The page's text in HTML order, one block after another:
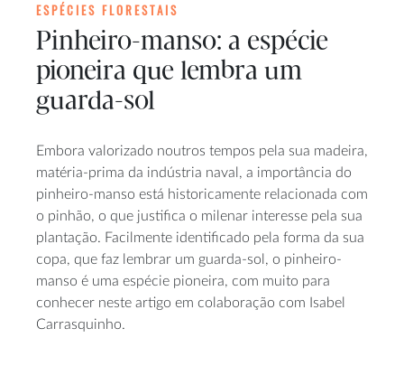
ESPÉCIES FLORESTAIS
Pinheiro-manso: a espécie
pioneira que lembra um
guarda-sol
Embora valorizado noutros tempos pela sua madeira,
matéria-prima da indústria naval, a importância do
pinheiro-manso está historicamente relacionada com
o pinhão, o que justifica o milenar interesse pela sua
plantação. Facilmente identificado pela forma da sua
copa, que faz lembrar um guarda-sol, o pinheiro-
manso é uma espécie pioneira, com muito para
conhecer neste artigo em colaboração com Isabel
Carrasquinho.